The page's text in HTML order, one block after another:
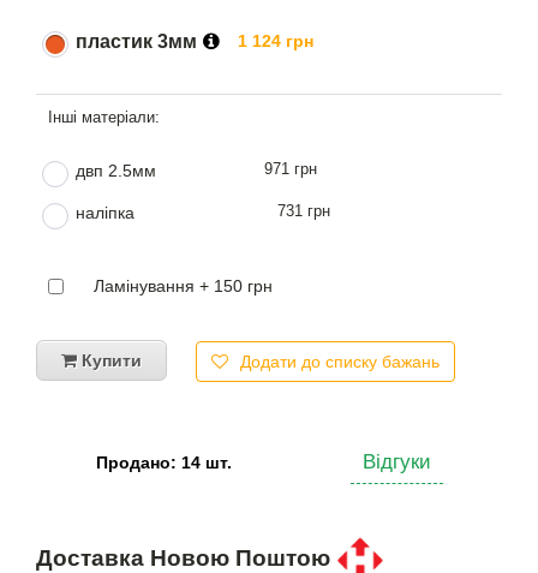
пластик 3мм 1 124 грн
двп 2.5мм 971 грн
наліпка 731 грн
Ламінування + 150 грн
Купити Додати до списку бажань
Продано: 14 шт. Відгуки
Доставка Новою Поштою